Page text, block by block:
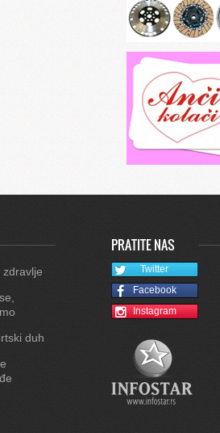
zdravlje
duh
PRATITE NAS
Twitter
Facebook
Instagram